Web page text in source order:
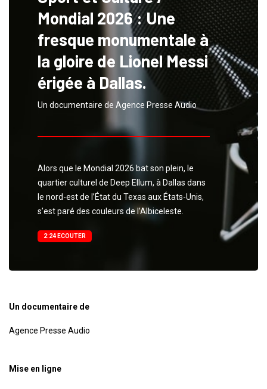
Mondial 2026 : Une
fresque monumentale à
la gloire de Lionel Messi
érigée à Dallas.
Un documentaire de Agence Presse Audio
Alors que le Mondial 2026 bat son plein, le
quartier culturel de Deep Ellum, à Dallas dans
le nord-est de l’État du Texas aux États-Unis,
s’est paré des couleurs de l’Albiceleste.
2:24 ECOUTER
Un documentaire de
Agence Presse Audio
Mise en ligne